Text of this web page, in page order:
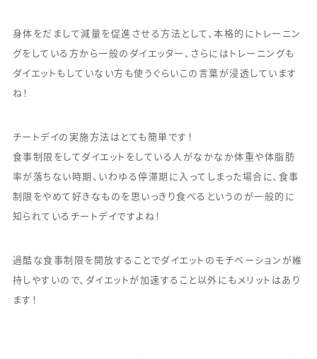
身体をだまして減量を促進させる方法として、本格的にトレーニン
グをしている方から一般のダイエッター、さらにはトレーニングも
ダイエットもしていない方も使うぐらいこの言葉が浸透しています
ね！
チートデイの実施方法はとても簡単です！
食事制限をしてダイエットをしている人がなかなか体重や体脂肪
率が落ちない時期、いわゆる停滞期に入ってしまった場合に、食事
制限をやめて好きなものを思いっきり食べるというのが一般的に
知られているチートデイですよね！
過酷な食事制限を開放することでダイエットのモチベーションが維
持しやすいので、ダイエットが加速すること以外にもメリットはあり
ます！